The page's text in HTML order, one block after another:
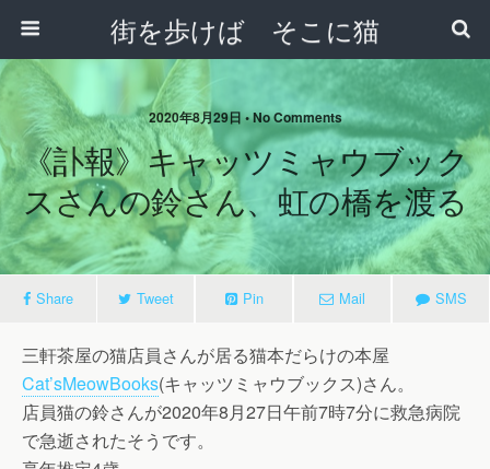
街を歩けば そこに猫
2020年8月29日 • No Comments
《訃報》キャッツミャウブック
スさんの鈴さん、虹の橋を渡る
Share Tweet Pin Mail SMS
三軒茶屋の猫店員さんが居る猫本だらけの本屋
Cat’sMeowBooks(キャッツミャウブックス)さん。
店員猫の鈴さんが2020年8月27日午前7時7分に救急病院
で急逝されたそうです。